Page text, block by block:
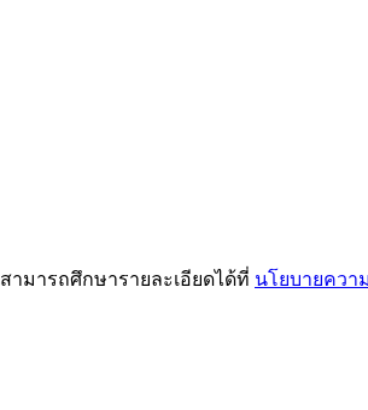
มารถศึกษารายละเอียดได้ที่ นโยบายควา